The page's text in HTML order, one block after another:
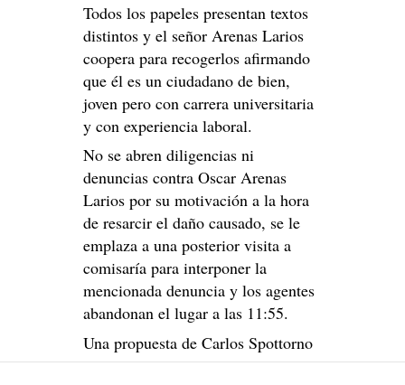
Todos los papeles presentan textos
distintos y el señor Arenas Larios
coopera para recogerlos afirmando
que él es un ciudadano de bien,
joven pero con carrera universitaria
y con experiencia laboral.
No se abren diligencias ni
denuncias contra Oscar Arenas
Larios por su motivación a la hora
de resarcir el daño causado, se le
emplaza a una posterior visita a
comisaría para interponer la
mencionada denuncia y los agentes
abandonan el lugar a las 11:55.
Una propuesta de Carlos Spottorno